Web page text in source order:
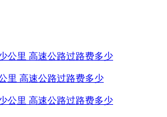
公里 高速公路过路费多少
里 高速公路过路费多少
公里 高速公路过路费多少